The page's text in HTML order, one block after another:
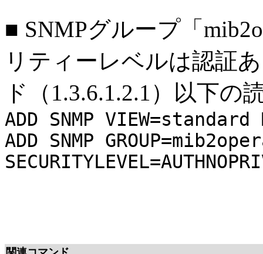
■ SNMPグループ「
リティーレベルは認証
ド（1.3.6.1.2.1）以下
ADD SNMP VIEW=standard
ADD SNMP